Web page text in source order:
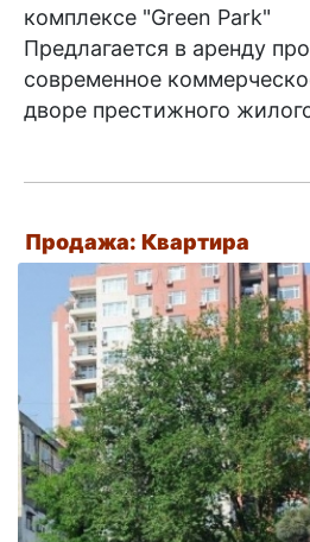
комплексе "Green Park"
Предлагается в аренду
современное
дворе престижного
Продажа: Квартира